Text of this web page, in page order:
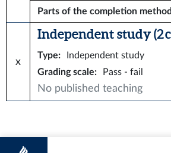
Parts of the completion
x
Independent study (2
Type:
Independent study
Grading scale: Pass - fail
No published teaching